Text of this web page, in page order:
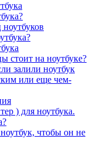
стоит на ноутбуке?
залили ноутбук
или еще чем-
) для ноутбука.
чтобы он не